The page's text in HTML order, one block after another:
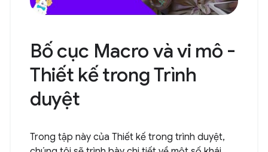
Bố cục Macro và vi mô -
Thiết kế trong Trình
duyệt
Trong tập này của Thiết kế trong trình duyệt,